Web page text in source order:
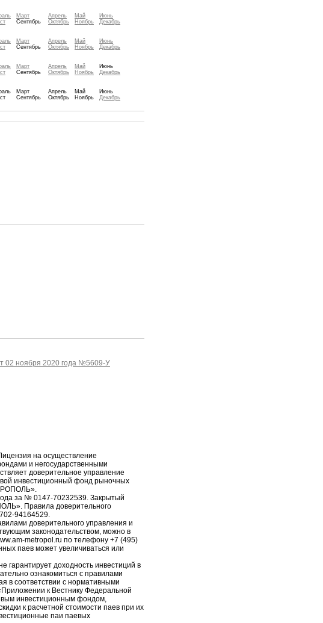
Март Апрель Май
Июнь
Сентябрь Октябрь Ноябрь Декабрь
Март Апрель Май
Июнь
Сентябрь Октябрь Ноябрь Декабрь
Март Апрель Май
Июнь
Сентябрь Октябрь Ноябрь Декабрь
Март Апрель Май
Июнь
Сентябрь Октябрь Ноябрь Декабрь
02 ноября 2020 года №5609-У
на осуществление
и негосударственными
доверительное управление
инвестиционный фонд рыночных
за № 0147-70232539. Закрытый
Правила доверительного
94164529.
доверительного управления и
законодательством, можно в
metropol.ru по телефону +7 (495)
паев может увеличиваться или
гарантирует доходность инвестиций в
ознакомиться с правилами
в соответствии с нормативными
к Вестнику Федеральной
инвестиционным фондом,
к расчетной стоимости паев при их
паи паевых